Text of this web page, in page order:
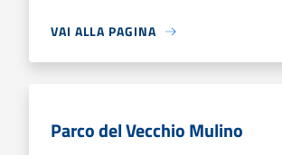
VAI ALLA PAGINA
Parco del Vecchio Mulino